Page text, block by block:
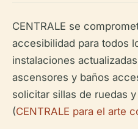
CENTRALE se
accesibilidad para todos
instalaciones
ascensores y baños
solicitar sillas de ruedas
(CENTRALE para el arte